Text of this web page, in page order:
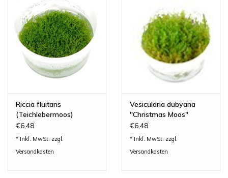
Lesestoff
Zubehör & Nützliches
Do!aqua
ADA Amano
Produktvideos
Riccia fluitans
(Teichlebermoos)
€6,48
* Inkl. MwSt. zzgl.
Versandkosten
Vesicularia dubyana
"Christmas Moos"
€6,48
* Inkl. MwSt. zzgl.
Versandkosten